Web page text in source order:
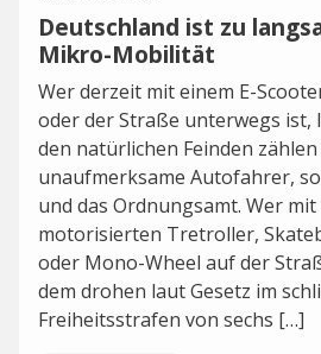
Deutschland ist zu
Mikro-Mobilität
Wer derzeit mit einem E-
oder der Straße unterwegs ist,
den natürlichen Feinden
unaufmerksame Autofahrer,
und das Ordnungsamt. Wer
motorisierten Tretroller,
oder Mono-Wheel auf der
dem drohen laut Gesetz im
Freiheitsstrafen von sechs […]